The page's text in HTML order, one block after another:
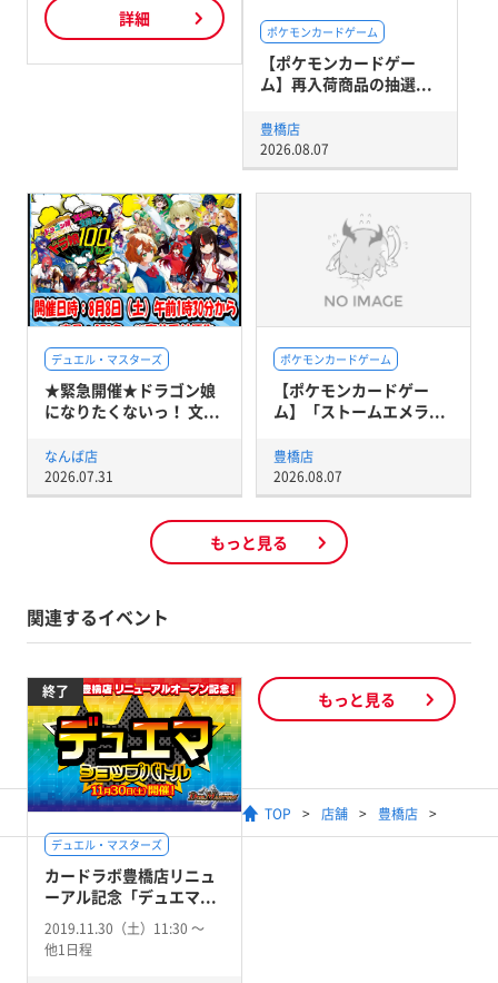
詳細
ポケモンカードゲーム
【ポケモンカードゲー
ム】再入荷商品の抽選...
豊橋店
2026.08.07
ポケモンカードゲーム
【ポケモンカードゲー
ム】「ストームエメラ...
豊橋店
2026.08.07
デュエル・マスターズ
★緊急開催★ドラゴン娘
になりたくないっ！ 文...
なんば店
2026.07.31
もっと見る
関連するイベント
終了
デュエル・マスターズ
カードラボ豊橋店リニュ
ーアル記念「デュエマ...
2019.11.30（土）11:30 〜
他1日程
もっと見る
TOP 店舗 豊橋店